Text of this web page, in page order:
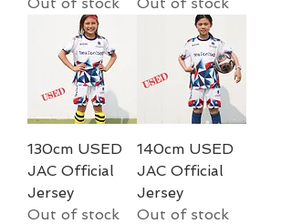
130cm USED
JAC Official
Jersey
Out of stock
140cm USED
JAC Official
Jersey
Out of stock